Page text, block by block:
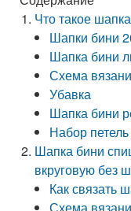
Что такое
Шапки бини
Шапка бини
Схема
Убавка
Шапка бини
Набор
Шапка бини
вкруговую без
Как связать